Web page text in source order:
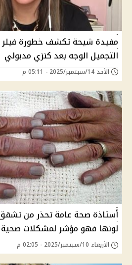
مفيدة شيحة تكشف خطورة فيلر
التجميل الوجه بعد كنزي مدبولي
الأحد 14/سبتمبر/2025 - 05:11 م
أستاذة صحة عامة تحذر من تشقق
لونها فهو مؤشر لمشكلات
الأربعاء 10/سبتمبر/2025 - 02:05 م